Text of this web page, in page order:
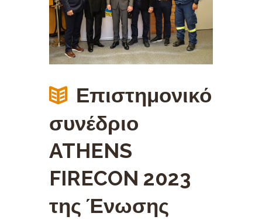
Επιστημονικό
συνέδριο
ATHENS
FIRECON 2023
της Ένωσης